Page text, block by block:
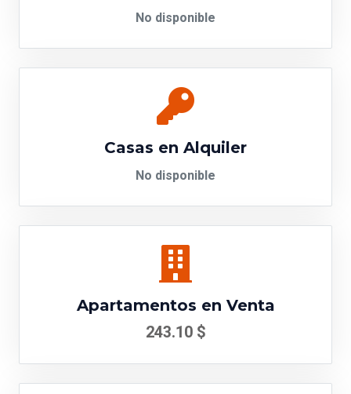
No disponible
Casas en Alquiler
No disponible
Apartamentos en Venta
243.10 $